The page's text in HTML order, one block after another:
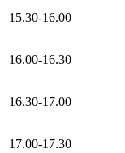
15.30-16.00
16.00-16.30
16.30-17.00
17.00-17.30